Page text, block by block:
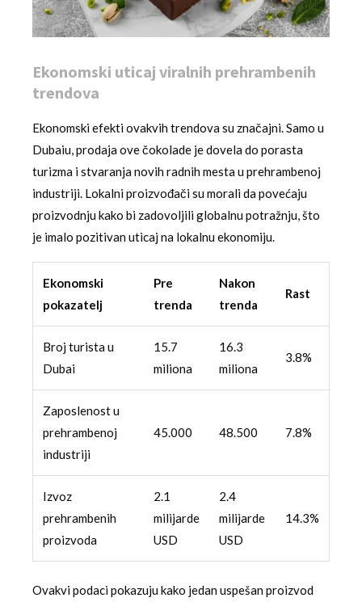
Ekonomski uticaj viralnih prehrambenih
trendova
Ekonomski efekti ovakvih trendova su značajni. Samo u
Dubaiu, prodaja ove čokolade je dovela do porasta
turizma i stvaranja novih radnih mesta u prehrambenoj
industriji. Lokalni proizvođači su morali da povećaju
proizvodnju kako bi zadovoljili globalnu potražnju, što
je imalo pozitivan uticaj na lokalnu ekonomiju.
Ekonomski
pokazatelj
Pre
trenda
Nakon
trenda
Rast
Broj turista u
Dubai
15.7
miliona
16.3
miliona
3.8%
Zaposlenost u
prehrambenoj
industriji
45.000 48.500 7.8%
Izvoz
prehrambenih
proizvoda
2.1
milijarde
USD
2.4
milijarde
USD
14.3%
Ovakvi podaci pokazuju kako jedan uspešan proizvod